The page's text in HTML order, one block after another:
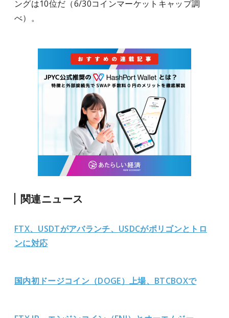
ングは10位だ（6/30コインマーケットキャップ調
べ）。
関連ニュース
FTX、USDTがアバランチ、USDCがポリゴンとトロ
ンに対応
国内初ドージコイン（DOGE）上場、BTCBOXで